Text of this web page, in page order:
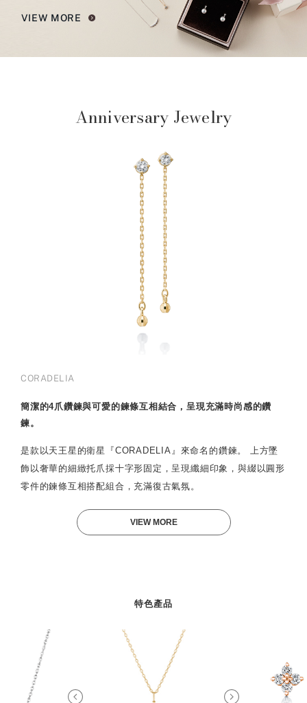
VIEW MORE
Anniversary Jewelry
CORADELIA
簡潔的4爪鑽鍊與可愛的鍊條互相結合，呈現充滿時尚感的鑽
鍊。
是款以天王星的衛星『CORADELIA』來命名的鑽鍊。 上方墜
飾以奢華的細緻托爪採十字形固定，呈現纖細印象，與綴以圓形
零件的鍊條互相搭配組合，充滿復古氣氛。
VIEW MORE
特色產品